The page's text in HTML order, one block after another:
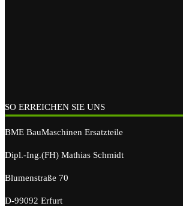
SO ERREICHEN SIE UNS
BME BauMaschinen Ersatzteile
Dipl.-Ing.(FH) Mathias Schmidt
Blumenstraße 70
D-99092 Erfurt